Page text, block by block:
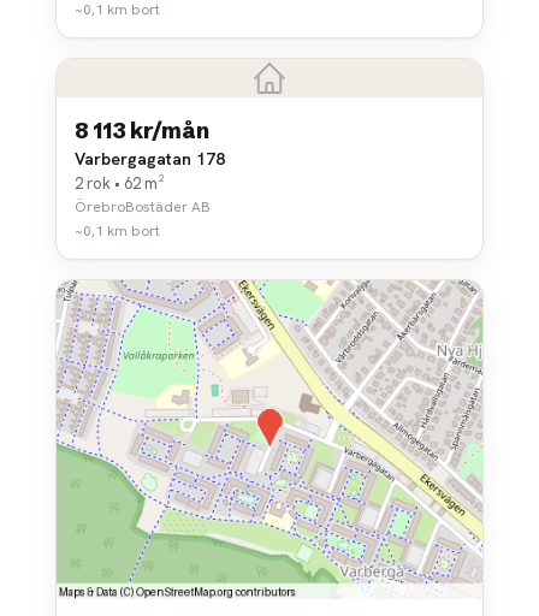
~0,1 km bort
8 113 kr/mån
Varbergagatan 178
2 rok • 62 m²
ÖrebroBostäder AB
~0,1 km bort